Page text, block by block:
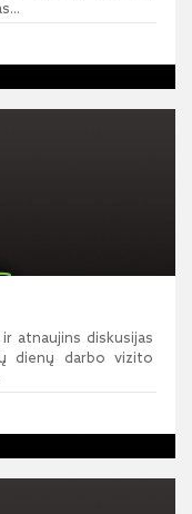
atnaujins diskusijas
dienų darbo vizito